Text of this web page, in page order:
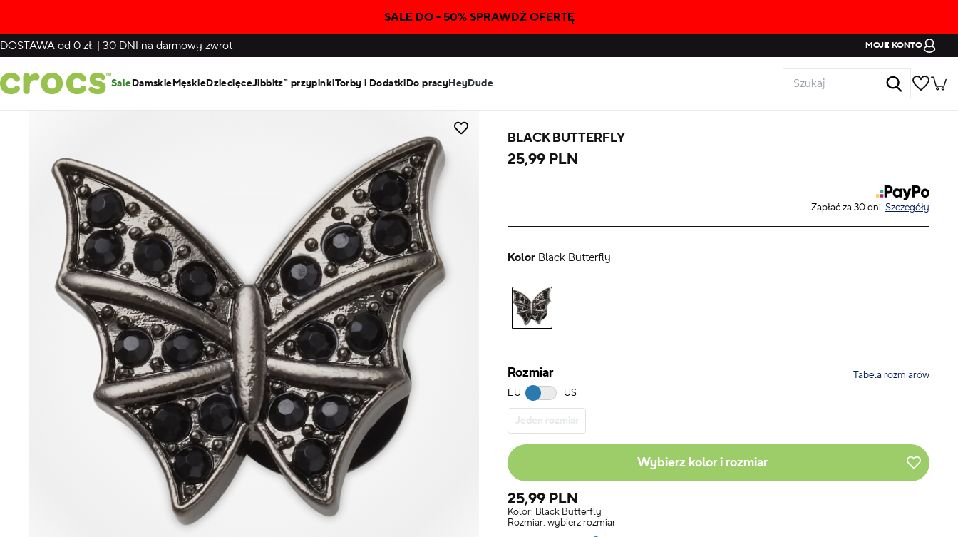
SALE DO - 50% SPRAWDŹ OFERTĘ
DOSTAWA od 0 zł. | 30 DNI na darmowy zwrot MOJE KONTO
SaleDamskieMęskieDziecięceJibbitz™ przypinkiTorby i DodatkiDo pracyHeyDude
BLACK BUTTERFLY
25,99 PLN
Zapłać za 30 dni. Szczegóły
Kolor Black Butterfly
Rozmiar
EU US
Tabela rozmiarów
Jeden rozmiar
Wybierz kolor i rozmiar
25,99 PLN
Kolor: Black Butterfly
Rozmiar: wybierz rozmiar